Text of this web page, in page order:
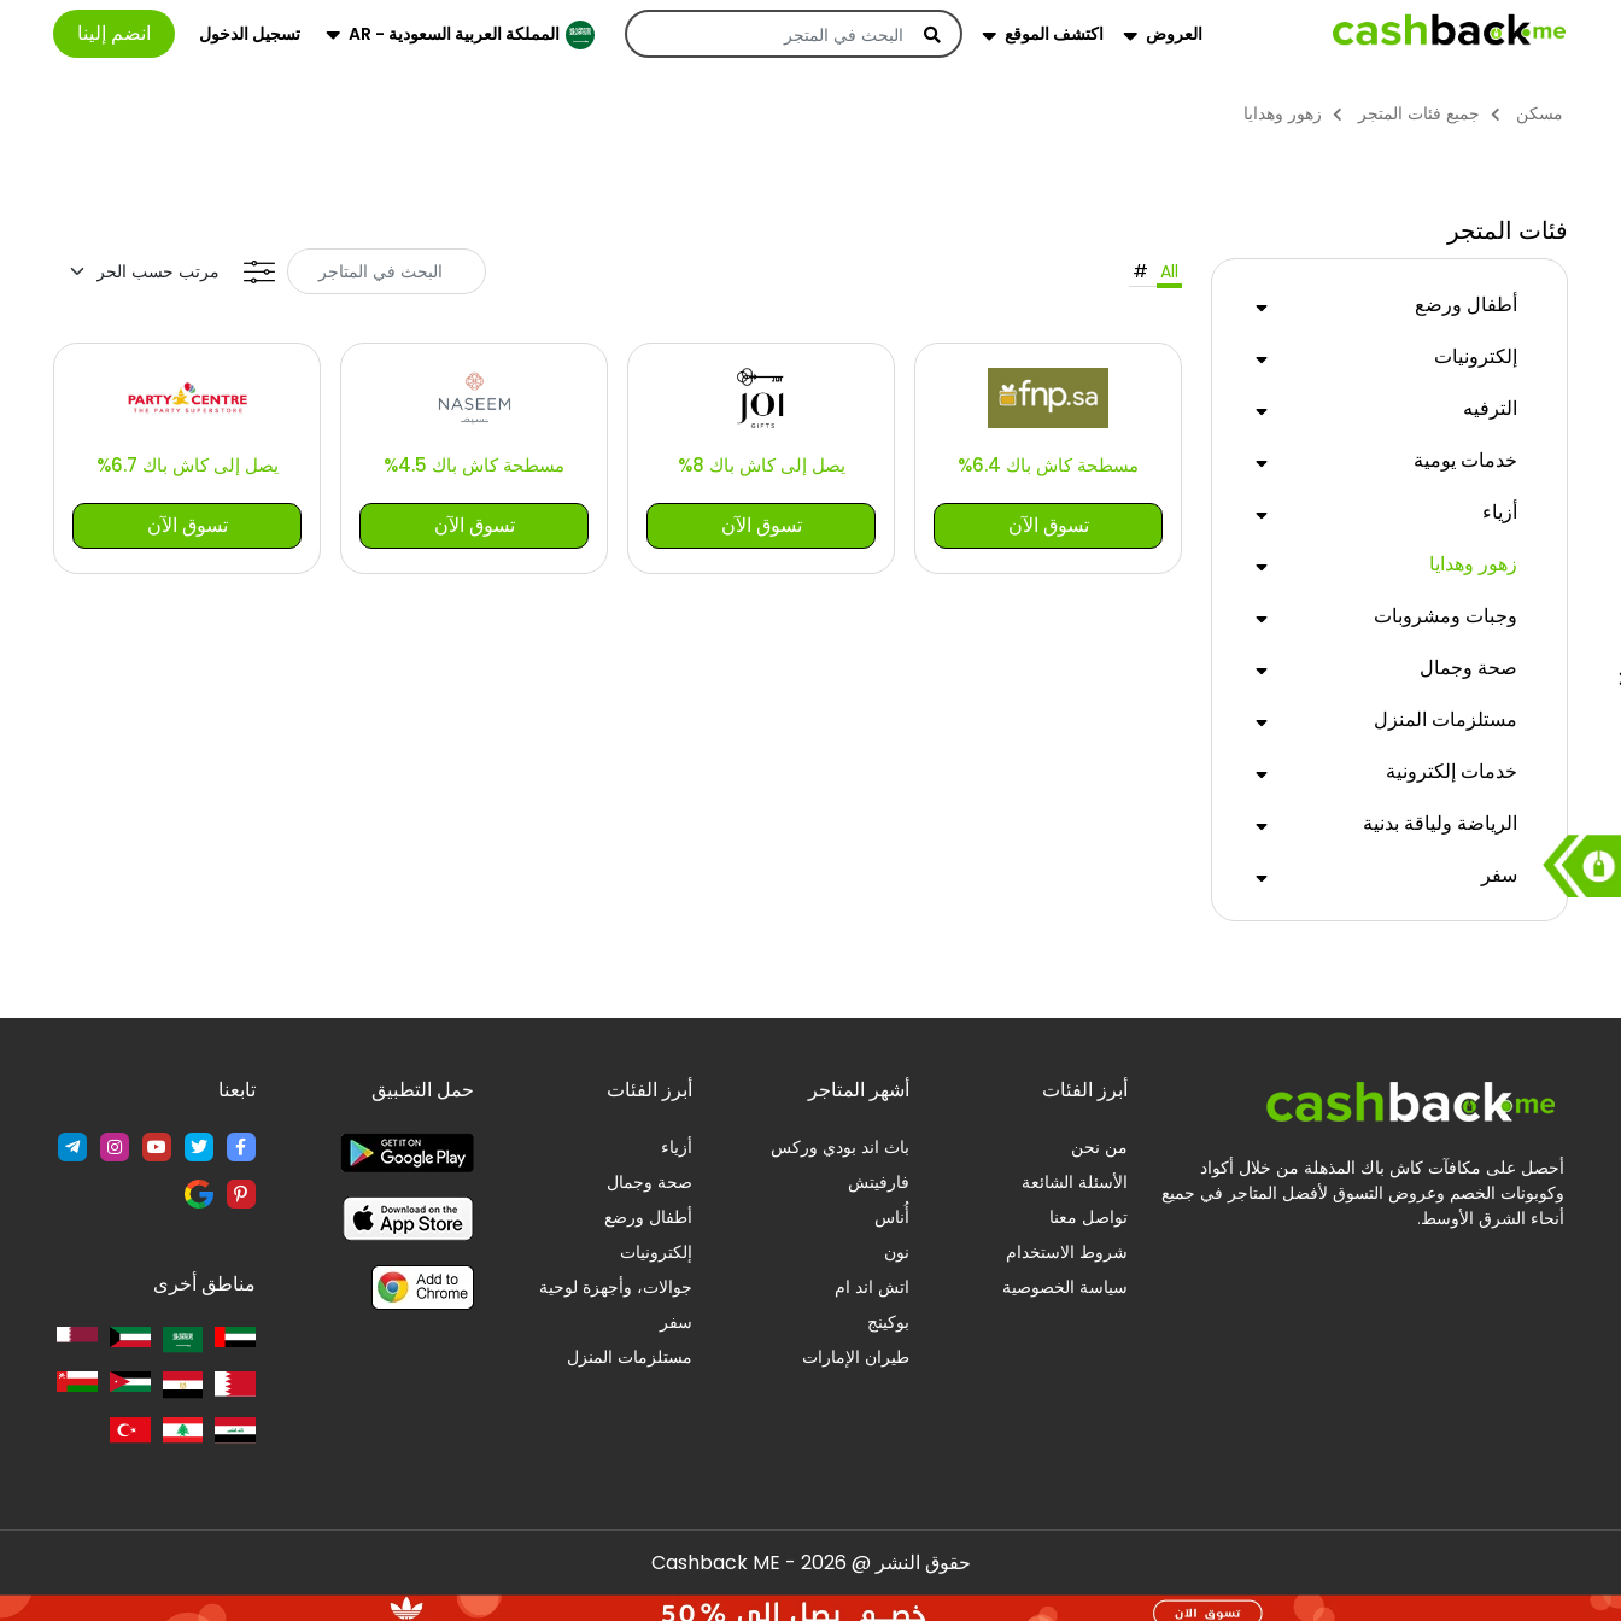
العروض اكتشف الموقع المملكة العربية السعودية - AR تسجيل الدخول انضم إلينا
مسكن جميع فئات المتجر زهور وهدايا
فئات المتجر
أطفال ورضع
إلكترونيات
الترفيه
خدمات يومية
أزياء
زهور وهدايا
وجبات ومشروبات
صحة وجمال
مستلزمات المنزل
خدمات إلكترونية
الرياضة ولياقة بدنية
سفر
All
#
مسطحة كاش باك 6.4%
تسوق الآن
يصل إلى كاش باك 8%
تسوق الآن
مسطحة كاش باك 4.5%
تسوق الآن
يصل إلى كاش باك 6.7%
تسوق الآن
أحصل على مكافآت كاش باك المذهلة من خلال أكواد
وكوبونات الخصم وعروض التسوق لأفضل المتاجر في جميع
أنحاء الشرق الأوسط.
أبرز الفئات
من نحن
الأسئلة الشائعة
تواصل معنا
شروط الاستخدام
سياسة الخصوصية
أشهر المتاجر
باث اند بودي وركس
فارفيتش
أُناس
نون
اتش اند ام
بوكينج
طيران الإمارات
أبرز الفئات
أزياء
صحة وجمال
أطفال ورضع
إلكترونيات
جوالات، وأجهزة لوحية
سفر
مستلزمات المنزل
حمل التطبيق تابعنا
مناطق أخرى
حقوق النشر @ Cashback ME - 2026